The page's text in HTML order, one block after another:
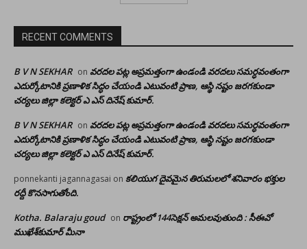
RECENT COMMENTS
B V N SEKHAR on వరదల పట్ల అప్రమత్తంగా ఉండండి వరదలు సమర్ధవంతంగా
ఎదుర్కోటానికి ప్రణాళిక సిద్ధం చేయండి ఎటువంటి ప్రాణ, ఆస్థి నష్టం జరగకుండా
చర్యలు జిల్లా కలెక్టర్ ఎ ఎస్ దినేష్ కుమార్.
B V N SEKHAR on వరదల పట్ల అప్రమత్తంగా ఉండండి వరదలు సమర్ధవంతంగా
ఎదుర్కోటానికి ప్రణాళిక సిద్ధం చేయండి ఎటువంటి ప్రాణ, ఆస్థి నష్టం జరగకుండా
చర్యలు జిల్లా కలెక్టర్ ఎ ఎస్ దినేష్ కుమార్.
ponnekanti jagannagasai on కలియుగ దైవమైన తిరుమలలో శనివారం భక్తుల
రద్దీ కొనసాగుతోంది.
Kotha. Balaraju goud on రాష్ట్రంలో 144సెక్షన్ అమలవుతుంది : సీఈవో
ముఖేశ్‌కుమార్‌ మీనా